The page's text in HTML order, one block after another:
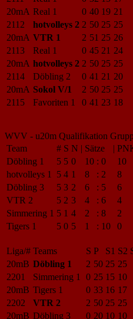
20mA Real 1 0 40 19 21
2112
hotvolleys 2 2 50 25 25
20mA VTR 1 2 51 25 26
2113
Real 1 0 45 21 24
20mA hotvolleys 2 2 50 25 25
2114
Döbling 2 0 41 21 20
20mA Sokol V/1 2 50 25 25
2115
Favoriten 1 0 41 23 18
WVV - u20m Qualifikation
Team
# S N | Sätze |
Döbling 1
5 5 0 10 : 0
10
hotvolleys 1
5 4 1 8 : 2
8
Döbling 3
5 3 2 6 : 5
6
VTR 2
5 2 3 4 : 6
4
Simmering 1 5 1 4 2 : 8
2
Tigers 1
5 0 5 1 : 10 0
Liga/# Teams S P S1 S2
20mB Döbling 1 2 50 25 25
2201
Simmering 1 0 25 15 10
20mB Tigers 1 0 33 16 17
2202
VTR 2 2 50 25 25
20mB Döbling 3 0 20 10 10